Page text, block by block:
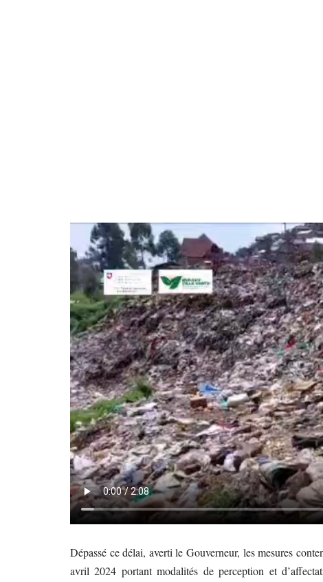
Dépassé ce délai, averti le Gouverneur, les mesures
avril 2024 portant modalités de perception et